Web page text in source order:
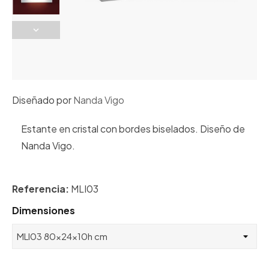
Diseñado porNanda Vigo
Estante en cristal con bordes biselados. Diseño de
Nanda Vigo.
Referencia: MLI03
Dimensiones